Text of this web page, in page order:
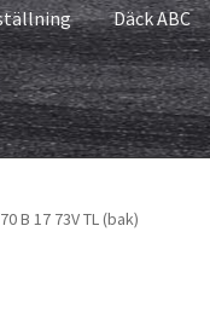
Däck ABC
B 17 73V TL (bak)